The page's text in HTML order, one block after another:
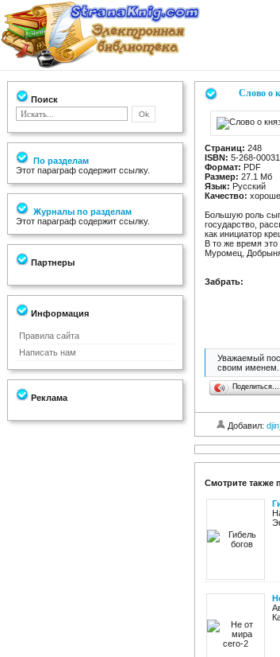
Поиск
По разделам
Этот параграф содержит ссылку.
Журналы по разделам
Этот параграф содержит ссылку.
Партнеры
Информация
Правила сайта
Написать нам
Реклама
Слово о
Страниц: 248
ISBN: 5-268-
Формат: PDF
Размер: 27.1 Мб
Язык: Русский
Качество:
Большую роль
государство,
как инициатор
В то же время
Муромец,
Забрать:
Уважаемый
своим именем.
Поделиться…
Добавил: djin_
Смотрите также